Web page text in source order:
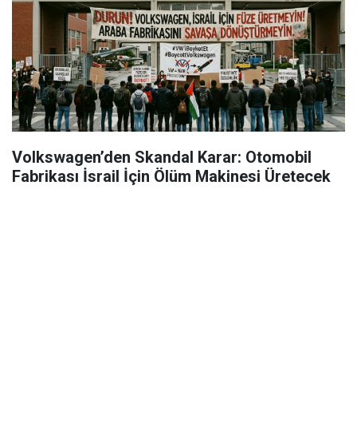
Volkswagen’den Skandal Karar: Otomobil
Fabrikası İsrail İçin Ölüm Makinesi Üretecek